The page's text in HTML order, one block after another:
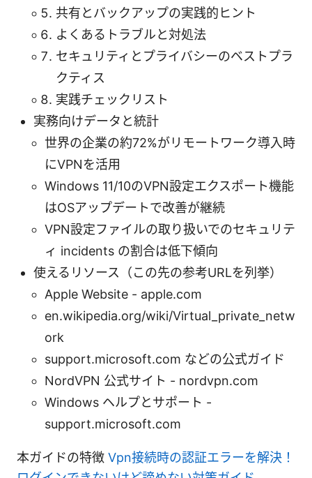
共有とバックアップの実践的ヒント
よくあるトラブルと対処法
セキュリティとプライバシーのベストプラ
クティス
実践チェックリスト
実務向けデータと統計
世界の企業の約72%がリモートワーク導入時
にVPNを活用
Windows 11/10のVPN設定エクスポート機能
はOSアップデートで改善が継続
VPN設定ファイルの取り扱いでのセキュリテ
ィ incidents の割合は低下傾向
使えるリソース（この先の参考URLを列挙）
Apple Website - apple.com
en.wikipedia.org/wiki/Virtual_private_netw
ork
support.microsoft.com などの公式ガイド
NordVPN 公式サイト - nordvpn.com
Windows ヘルプとサポート -
support.microsoft.com
本ガイドの特徴 Vpn接続時の認証エラーを解決！